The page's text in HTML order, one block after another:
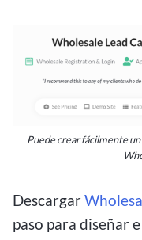
Puede crear fácilmente
Descargar
paso para diseñar